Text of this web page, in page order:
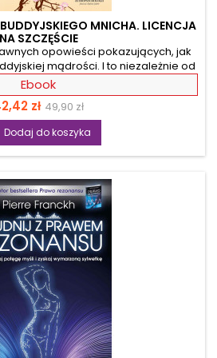
MNICHA. LICENCJA
NA SZCZĘŚCIE
opowieści pokazujących, jak
mądrości. I to niezależnie od
się, dlaczego nie wolno się
niezawodny sposób na
niepokornego członka
w których obrzucenie błotem,
stanowi przyczynę
moc medytacji oraz nauczysz się
jak wyjść z...
Ebook
zł Cena
podstawowa
49,90 zł
Dodaj do koszyka